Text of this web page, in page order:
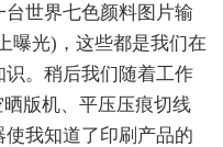
世界七色颜料图片输
曝光)，这些都是我们在
。稍后我们随着工作
版机、平压压痕切线
我知道了印刷产品的